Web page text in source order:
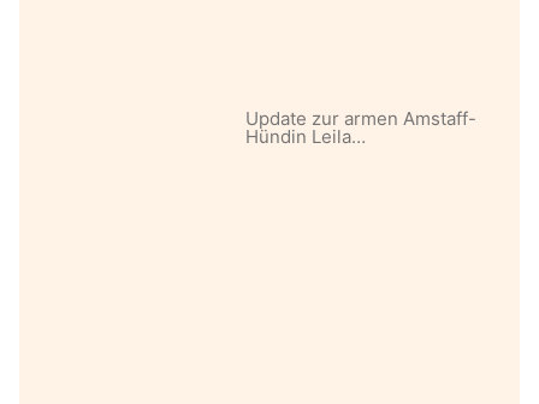
Update zur armen Amstaff-
Hündin Leila…